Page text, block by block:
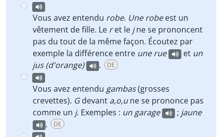
Vous avez entendu robe. Une robeest un
vêtement de fille. Le ret le jne se prononcent
pas du tout de la même façon. Écoutez par
exemple la différence entre une rue et un
jus (d'orange)
. DE
Vous avez entendu gambas(grosses
crevettes). Gdevant a,o,une se prononce pas
comme un j. Exemples : un garage ; jaune
.
DE